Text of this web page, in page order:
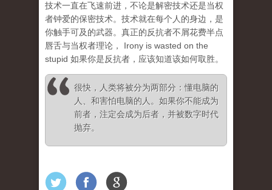
技术一直在飞速前进，不论是解密技术还是当权
者钟爱的保密技术。技术就在每个人的身边，是
你触手可及的武器。真正的反抗者不屑花费半点
唇舌与当权者理论， Irony is wasted on the
stupid 如果你是反抗者，应该知道该如何取胜。
很快，人类将被分为两部分：懂电脑的
人、和害怕电脑的人。如果你不能成为
前者，注定会成为后者，并被数字时代
抛弃。